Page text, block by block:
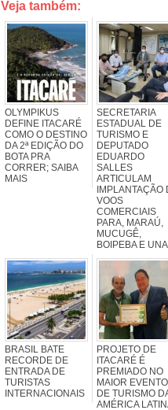
Veja também:
OLYMPIKUS
DEFINE ITACARÉ
COMO O DESTINO
DA 2ª EDIÇÃO DO
BOTA PRA
CORRER; SAIBA
MAIS
SECRETARIA
ESTADUAL DE
TURISMO E
DEPUTADO
EDUARDO
SALLES
ARTICULAM
IMPLANTAÇÃO
VOOS
COMERCIAIS
PARA, MARAÚ,
MUCUGÊ,
BOIPEBA E UNA
BRASIL BATE
RECORDE DE
ENTRADA DE
TURISTAS
INTERNACIONAIS
PROJETO DE
ITACARÉ É
PREMIADO NO
MAIOR EVENTO
DE TURISMO
AMÉRICA